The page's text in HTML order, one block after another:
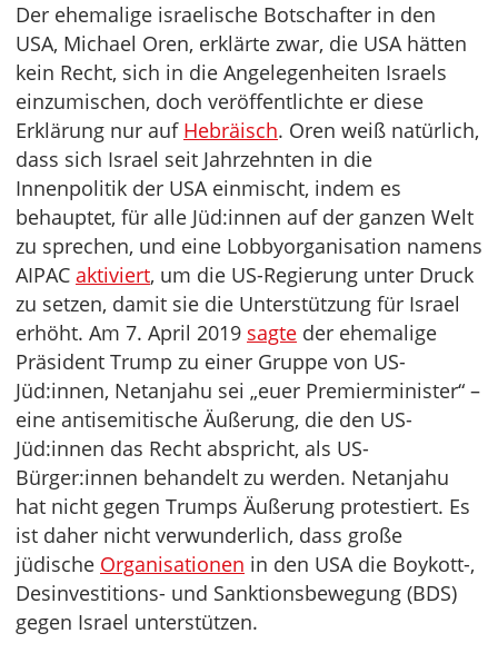
Der ehemalige israelische Botschafter in den
USA, Michael Oren, erklärte zwar, die USA hätten
kein Recht, sich in die Angelegenheiten Israels
einzumischen, doch veröffentlichte er diese
Erklärung nur auf Hebräisch. Oren weiß natürlich,
dass sich Israel seit Jahrzehnten in die
Innenpolitik der USA einmischt, indem es
behauptet, für alle Jüd:innen auf der ganzen Welt
zu sprechen, und eine Lobbyorganisation namens
AIPAC aktiviert, um die US-Regierung unter Druck
zu setzen, damit sie die Unterstützung für Israel
erhöht. Am 7. April 2019 sagte der ehemalige
Präsident Trump zu einer Gruppe von US-
Jüd:innen, Netanjahu sei „euer Premierminister“ –
eine antisemitische Äußerung, die den US-
Jüd:innen das Recht abspricht, als US-
Bürger:innen behandelt zu werden. Netanjahu
hat nicht gegen Trumps Äußerung protestiert. Es
ist daher nicht verwunderlich, dass große
jüdische Organisationen in den USA die Boykott-,
Desinvestitions- und Sanktionsbewegung (BDS)
gegen Israel unterstützen.